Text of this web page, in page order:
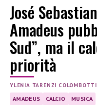
José
Amadeus
Sud”, ma il
priorità
YLENIA TARENZI COLOMBOTTI
AMADEUS CALCIO MUSICA